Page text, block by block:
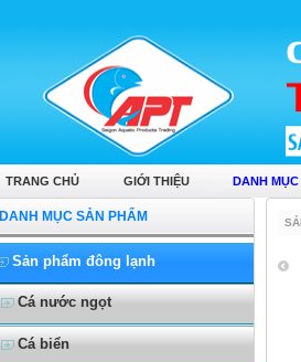
TRANG CHỦ GIỚI THIỆU DANH
DANH MỤC SẢN PHẨM
Sản phẩm đông lạnh
Cá nước ngọt
Cá biển